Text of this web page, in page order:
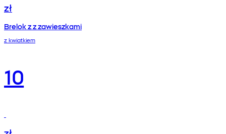
zł
Brelok z z zawieszkami
z kwiatkiem
10